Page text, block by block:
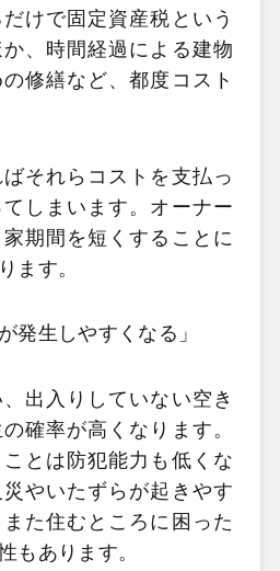
けで固定資産税という
、時間経過による建物
修繕など、都度コスト
それらコストを支払っ
しまいます。オーナー
期間を短くすることに
ます。
発生しやすくなる」
出入りしていない空き
確率が高くなります。
とは防犯能力も低くな
やいたずらが起きやす
た住むところに困った
もあります。